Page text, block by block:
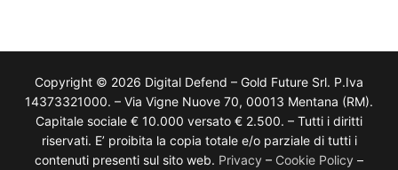
Copyright © 2026 Digital Defend – Gold Future Srl. P.Iva
14373321000. – Via Vigne Nuove 70, 00013 Mentana (RM).
Capitale sociale € 10.000 versato € 2.500. – Tutti i diritti
riservati. E’ proibita la copia totale e/o parziale di tutti i
contenuti presenti sul sito web. Privacy – Cookie Policy –